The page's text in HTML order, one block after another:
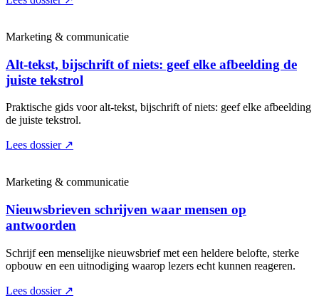
Marketing & communicatie
Alt-tekst, bijschrift of niets: geef elke afbeelding de
juiste tekstrol
Praktische gids voor alt-tekst, bijschrift of niets: geef elke afbeelding
de juiste tekstrol.
Lees dossier ↗
Marketing & communicatie
Nieuwsbrieven schrijven waar mensen op
antwoorden
Schrijf een menselijke nieuwsbrief met een heldere belofte, sterke
opbouw en een uitnodiging waarop lezers echt kunnen reageren.
Lees dossier ↗